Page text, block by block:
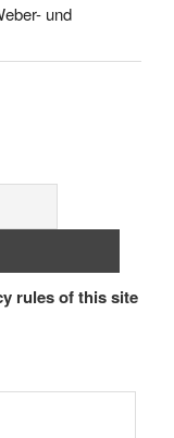
und
rules of this site